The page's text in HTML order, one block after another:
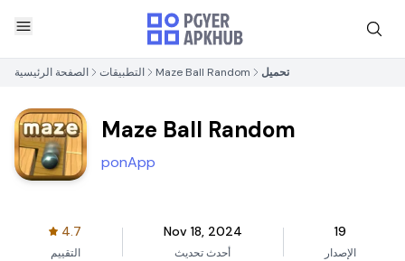
الصفحة الرئيسية التطبيقات Maze Ball Random تحميل
Maze Ball Random
ponApp
4.7
التقييم
Nov 18, 2024
أحدث تحديث
19
الإصدار